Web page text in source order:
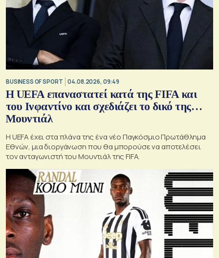
BUSINESS OF SPORT 04.08.2026, 09:49
Η UEFA επαναστατεί κατά της FIFA και
του Ινφαντίνο και σχεδιάζει το δικό της…
Μουντιάλ
Η UEFA έχει στα πλάνα της ένα νέο Παγκόσμιο Πρωτάθλημα
Εθνών, μια διοργάνωση που θα μπορούσε να αποτελέσει
τον ανταγωνιστή του Μουντιάλ της FIFA.